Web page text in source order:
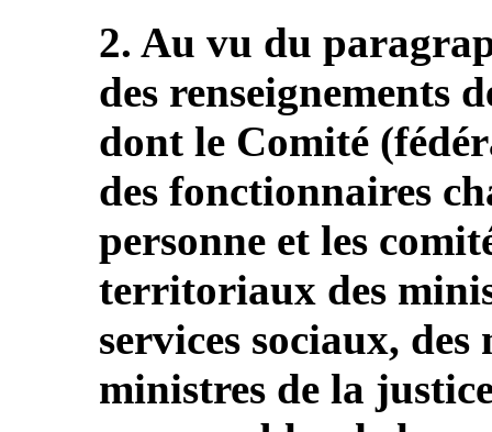
2. Au vu du
des renseignements
dont le Comité
des fonctionnaires
personne et les
territoriaux des
services sociaux,
ministres de la